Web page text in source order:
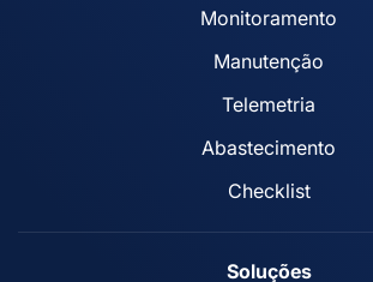
Monitoramento
Manutenção
Telemetria
Abastecimento
Checklist
Soluções